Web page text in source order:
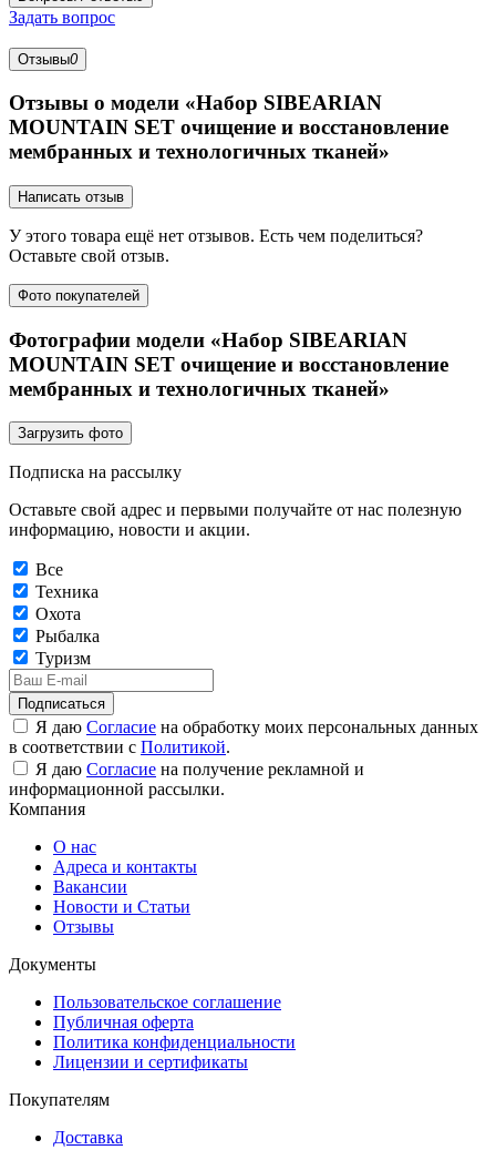
Задать вопрос
Отзывы0
Отзывы о модели «Набор SIBEARIAN
MOUNTAIN SET очищение и восстановление
мембранных и технологичных тканей»
Написать отзыв
У этого товара ещё нет отзывов. Есть чем поделиться?
Оставьте свой отзыв.
Фото покупателей
Фотографии модели «Набор SIBEARIAN
MOUNTAIN SET очищение и восстановление
мембранных и технологичных тканей»
Загрузить фото
Подписка на рассылку
Оставьте свой адрес и первыми получайте от нас полезную
информацию, новости и акции.
Все
Техника
Охота
Рыбалка
Туризм
Подписаться
Я даю Согласие на обработку моих персональных данных
в соответствии с Политикой.
Я даю Согласие на получение рекламной и
информационной рассылки.
Компания
О нас
Адреса и контакты
Вакансии
Новости и Статьи
Отзывы
Документы
Пользовательское соглашение
Публичная оферта
Политика конфиденциальности
Лицензии и сертификаты
Покупателям
Доставка